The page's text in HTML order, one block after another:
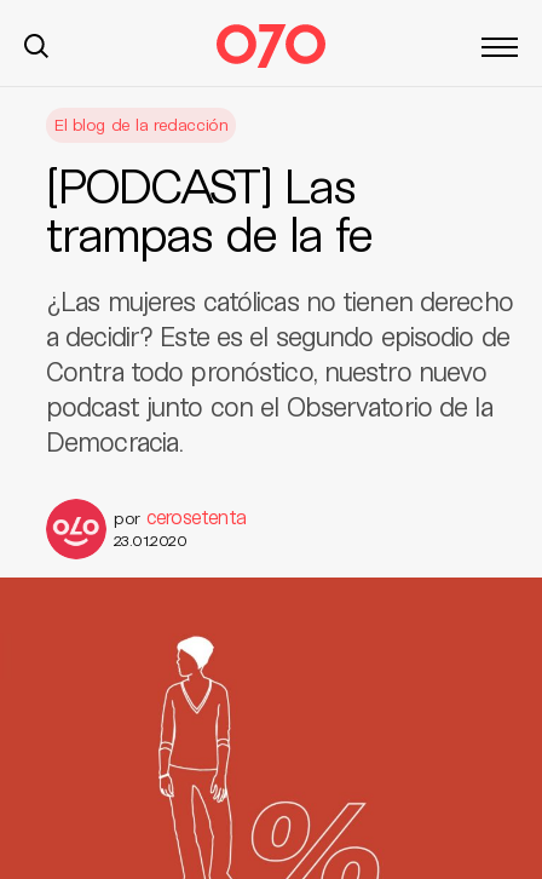
El blog de la redacción
[PODCAST] Las
trampas de la fe
¿Las mujeres católicas no tienen derecho
a decidir? Este es el segundo episodio de
Contra todo pronóstico, nuestro nuevo
podcast junto con el Observatorio de la
Democracia.
por cerosetenta
23.01.2020